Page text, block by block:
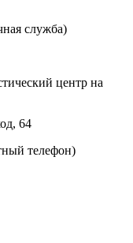
служба)
центр на
64
телефон)